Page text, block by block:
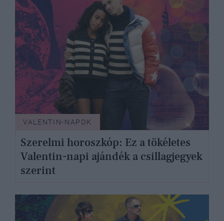
VALENTIN-NAPOK
Szerelmi horoszkóp: Ez a tökéletes
Valentin-napi ajándék a csillagjegyek
szerint